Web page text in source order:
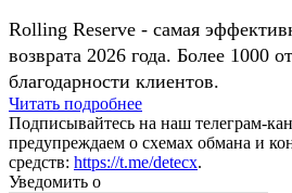
Rolling Reserve - самая
возврата 2026 года. Более 1000
благодарности клиентов.
Читать подробнее
Подписывайтесь на наш телеграм-
предупреждаем о схемах обмана и
средств: https://t.me/detecx.
Уведомить о